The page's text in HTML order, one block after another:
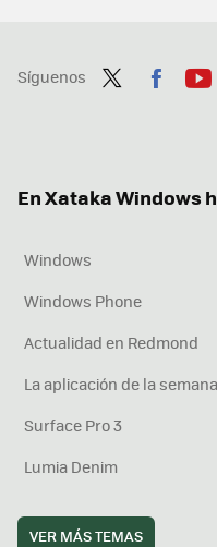
Síguenos
En Xataka Windows
Windows
Windows Phone
Actualidad en Redmond
La aplicación de la semana
Surface Pro 3
Lumia Denim
VER MÁS TEMAS